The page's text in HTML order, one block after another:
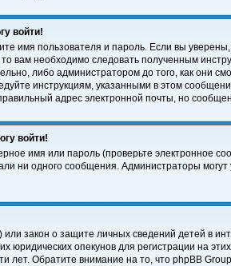
войти!
имя пользователя и пароль. Если вы
вам необходимо следовать полученным
либо администратором до того, как они
инструкциям, указанными в этом
адрес электронной почты, но
войти!
имя или пароль (проверьте электронное
ни одного сообщения. Администраторы
или закон о защите личных сведений детей в
юридических опекунов для регистрации на
лет. Обратите внимание на то, что phpBB